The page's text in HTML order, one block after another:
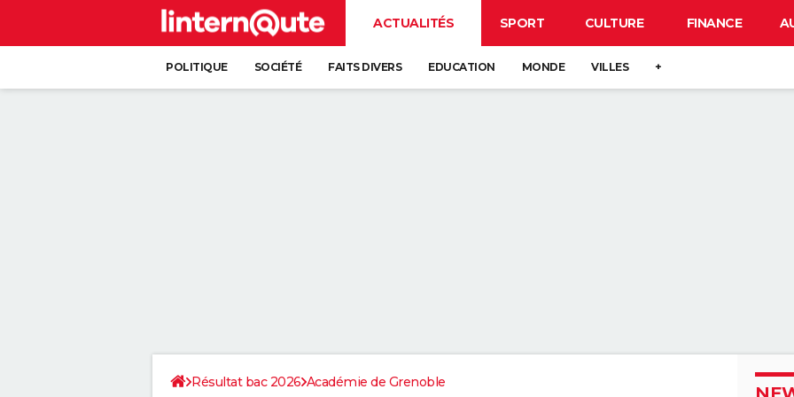
ACTUALITÉS SPORT CULTURE FINANCE
POLITIQUE SOCIÉTÉ FAITS DIVERS EDUCATION MONDE VILLES +
Résultat bac 2026 Académie de Grenoble